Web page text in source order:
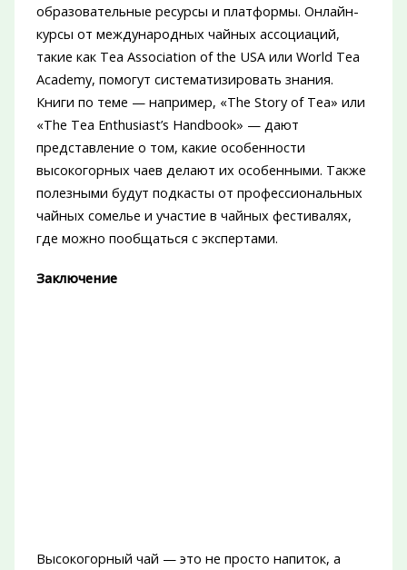
образовательные ресурсы и платформы. Онлайн-
курсы от международных чайных ассоциаций,
такие как Tea Association of the USA или World Tea
Academy, помогут систематизировать знания.
Книги по теме — например, «The Story of Tea» или
«The Tea Enthusiast’s Handbook» — дают
представление о том, какие особенности
высокогорных чаев делают их особенными. Также
полезными будут подкасты от профессиональных
чайных сомелье и участие в чайных фестивалях,
где можно пообщаться с экспертами.
Заключение
Высокогорный чай — это не просто напиток, а